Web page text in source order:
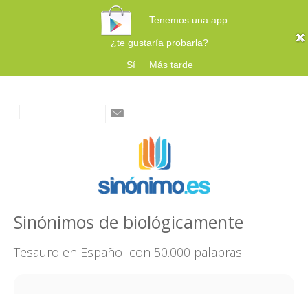
Tenemos una app
¿te gustaría probarla?
Sí
Más tarde
Sinónimos de biológicamente
Tesauro en Español con 50.000 palabras